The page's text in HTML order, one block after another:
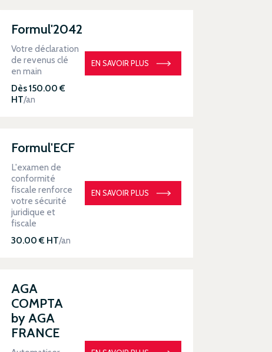
Formul'2042
Votre déclaration
de revenus clé
en main
Dès 150.00 €
HT/an
EN SAVOIR PLUS
Formul'ECF
L'examen de
conformité
fiscale renforce
votre sécurité
juridique et
fiscale
30.00 € HT/an
EN SAVOIR PLUS
AGA
COMPTA
by AGA
FRANCE